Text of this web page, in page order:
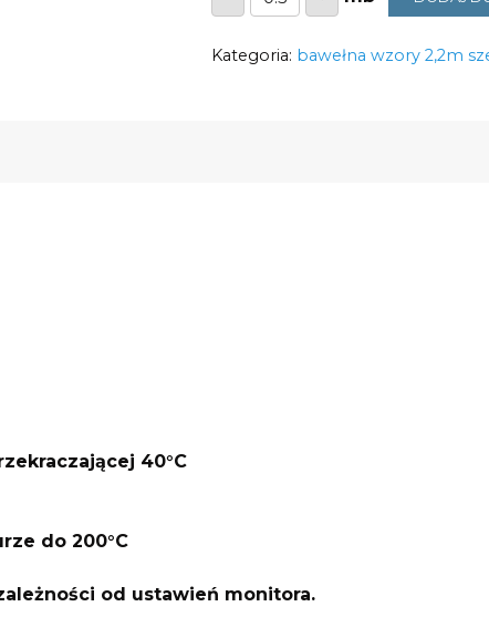
różowe
1919
Kategoria: bawełna wzory 2,2m
40°C
do 200°C
od ustawień monitora.